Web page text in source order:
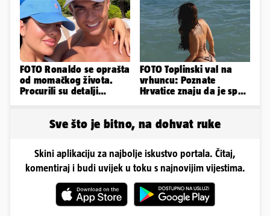
FOTO Ronaldo se oprašta
od momačkog života.
Procurili su detalji
FOTO Toplinski val na
vrhuncu: Poznate
Hrvatice znaju da je spas
Sve što je bitno, na dohvat ruke
Skini aplikaciju za najbolje iskustvo portala. Čitaj,
komentiraj i budi uvijek u toku s najnovijim vijestima.